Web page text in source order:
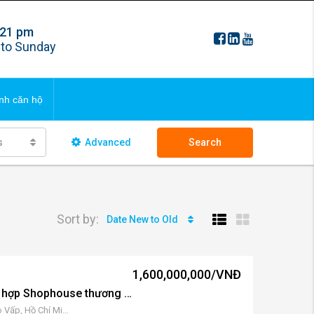
pm
Sunday
căn hộ
Advanced Search
Sort by: Date New to Old
DA D-One Gò Vấp – Tổ hợp Shophouse thương mại Street Style
12 Phan Văn Trị, Phường 5, Gò Vấp, Hồ Chí Minh, Việt Nam
1,600,000,000/VNĐ
bds Updating